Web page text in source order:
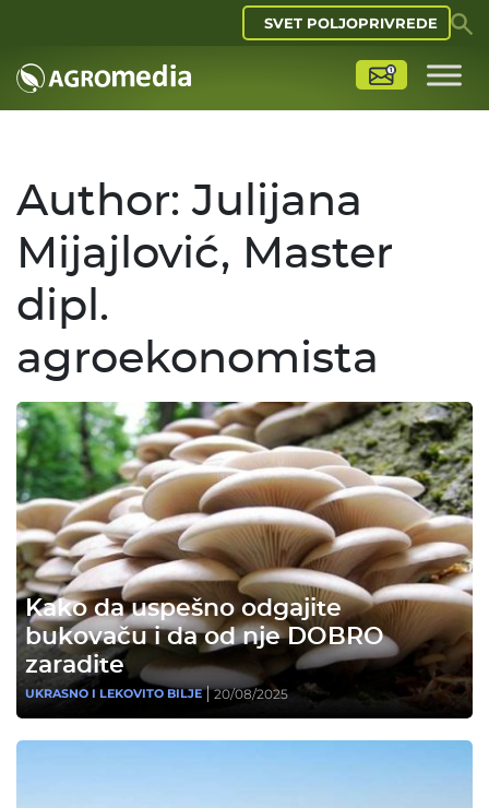
SVET POLJOPRIVREDE
Author:Julijana
Mijajlović, Master
dipl.
agroekonomista
Kako da uspešno odgajite
bukovaču i da od nje DOBRO
zaradite
UKRASNO I LEKOVITO BILJE 20/08/2025